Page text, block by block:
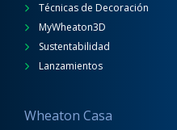
Técnicas de Decoración
MyWheaton3D
Sustentabilidad
Lanzamientos
Wheaton Casa